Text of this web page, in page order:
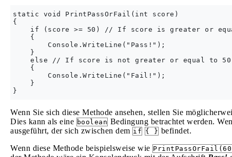
static void PrintPassOrFail(int score)
{
if (score >= 50) // If score is greater or
    {
        Console.WriteLine("Pass!");
    }
    else // If score is not greater or equal to 50
    {
        Console.WriteLine("Fail!");
    }
Wenn Sie sich diese Methode ansehen, stellen Sie
Dies kann als eine boolean Bedingung betrachtet werden.
ausgeführt, der sich zwischen dem if { } befindet.
Wenn diese Methode beispielsweise wie